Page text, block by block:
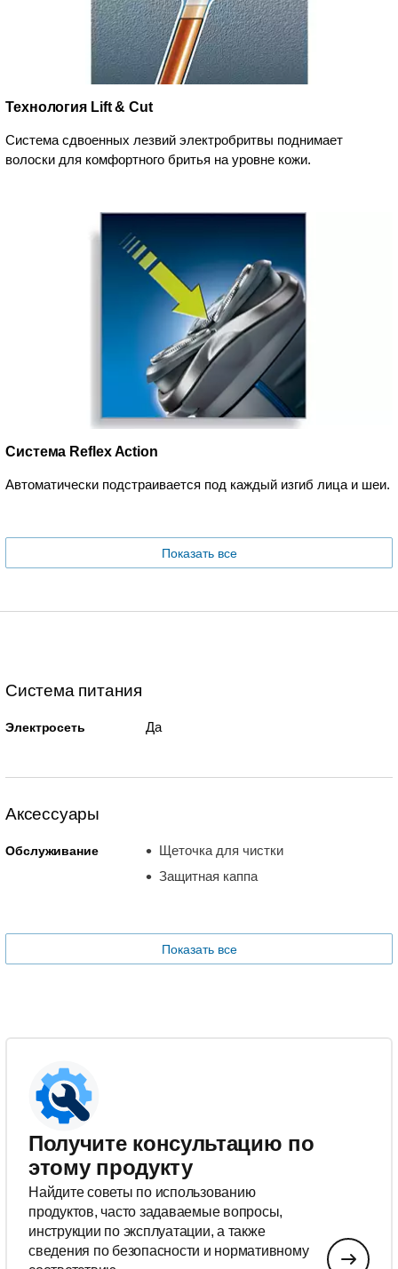
Технология Lift & Cut
Система сдвоенных лезвий электробритвы поднимает
волоски для комфортного бритья на уровне кожи.
Система Reflex Action
Автоматически подстраивается под каждый изгиб лица и шеи.
Показать все
Система питания
Электросеть Да
Аксессуары
Обслуживание
Щеточка для чистки
Защитная каппа
Показать все
Получите консультацию по
этому продукту
Найдите советы по использованию
продуктов, часто задаваемые вопросы,
инструкции по эксплуатации, а также
сведения по безопасности и нормативному